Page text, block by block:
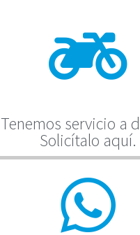
Tenemos servicio a
Solicítalo aquí.